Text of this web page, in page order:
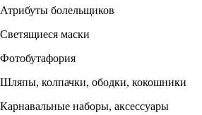
Атрибуты болельщиков
Светящиеся маски
Фотобутафория
Шляпы, колпачки, ободки, кокошники
Карнавальные наборы, аксессуары